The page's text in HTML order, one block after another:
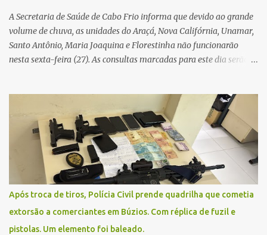
A Secretaria de Saúde de Cabo Frio informa que devido ao grande
volume de chuva, as unidades do Araçá, Nova Califórnia, Unamar,
Santo Antônio, Maria Joaquina e Florestinha não funcionarão
nesta sexta-feira (27). As consultas marcadas para este dia serão
Contamos com a compreensão de toda população, pois se trata de
uma situação climática que foge ao controle da administração
pública.
Após troca de tiros, Polícia Civil prende quadrilha que cometia
extorsão a comerciantes em Búzios. Com réplica de fuzil e
pistolas. Um elemento foi baleado.